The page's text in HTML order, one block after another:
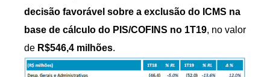
decisão favorável sobre a exclusão do ICMS na
base de cálculo do PIS/COFINS no 1T19, no valor
de R$546,4 milhões.